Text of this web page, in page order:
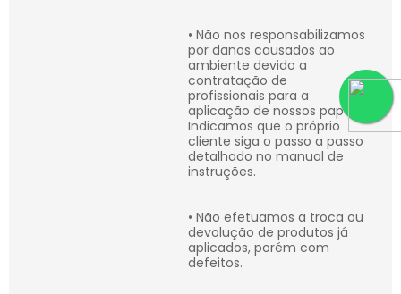
• Não nos responsabilizamos
por danos causados ao
ambiente devido a
contratação de
profissionais para a
aplicação de nossos papéis.
Indicamos que o próprio
cliente siga o passo a passo
detalhado no manual de
instruções.
• Não efetuamos a troca ou
devolução de produtos já
aplicados, porém com
defeitos.